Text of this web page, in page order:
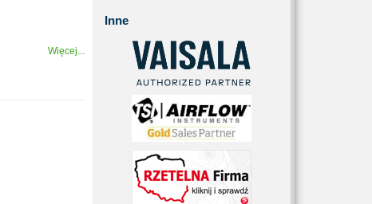
Więcej...
Inne